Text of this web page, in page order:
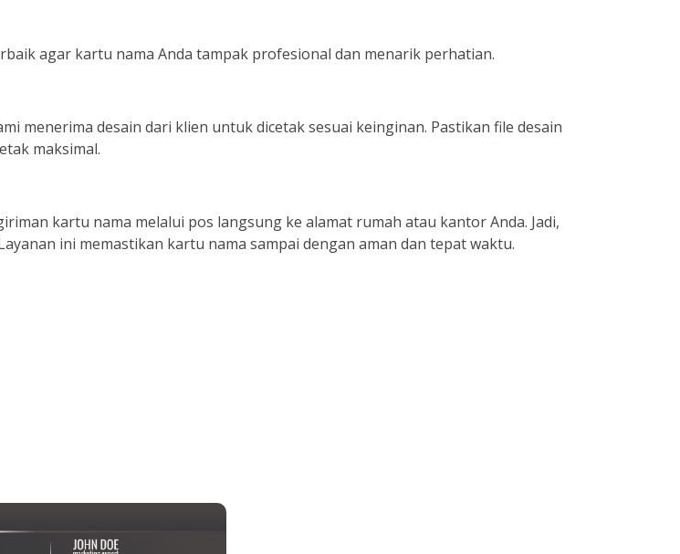
agar kartu nama Anda tampak profesional dan menarik perhatian.
menerima desain dari klien untuk dicetak sesuai keinginan. Pastikan file desain
maksimal.
kartu nama melalui pos langsung ke alamat rumah atau kantor Anda. Jadi,
ini memastikan kartu nama sampai dengan aman dan tepat waktu.